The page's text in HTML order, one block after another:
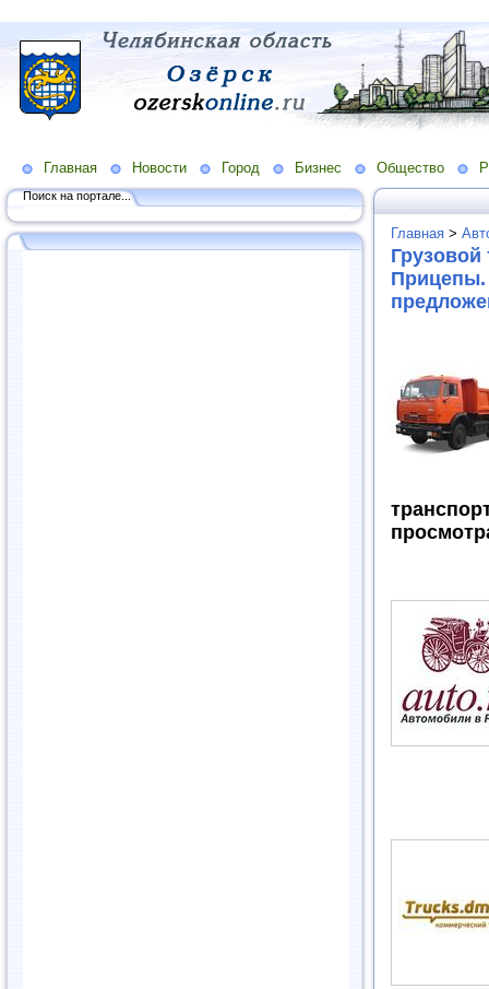
Главная Новости Город Бизнес Общество
Поиск на портале...
Главная >
Грузовой
Прицепы.